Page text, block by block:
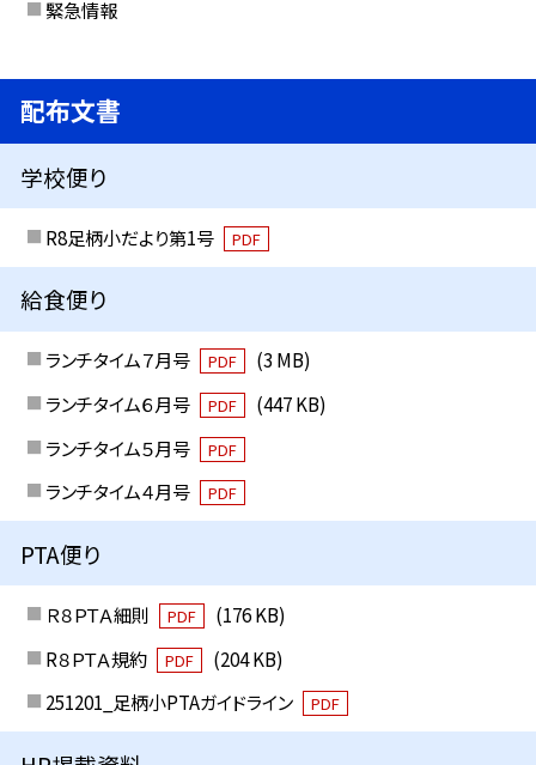
緊急情報
配布文書
学校便り
R8足柄小だより第1号 PDF
給食便り
ランチタイム７月号 PDF
(3 MB)
ランチタイム６月号
PDF
(447 KB)
ランチタイム５月号
PDF
ランチタイム４月号 PDF
PTA便り
Ｒ８ＰＴＡ細則 PDF
(176 KB)
R８ＰＴＡ規約
PDF
(204 KB)
251201_足柄小PTAガイドライン
PDF